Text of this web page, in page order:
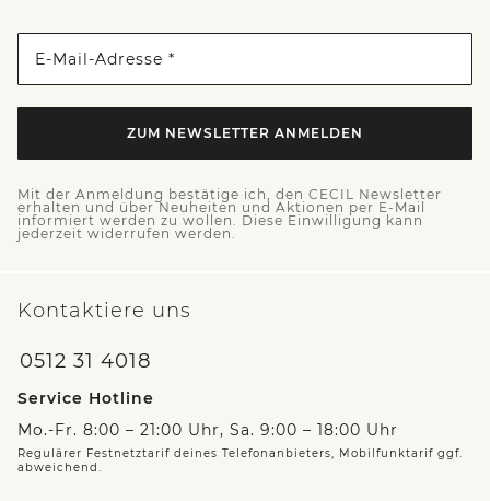
E-Mail-Adresse *
ZUM NEWSLETTER ANMELDEN
Mit der Anmeldung bestätige ich, den CECIL Newsletter
erhalten und über Neuheiten und Aktionen per E-Mail
informiert werden zu wollen. Diese Einwilligung kann
jederzeit widerrufen werden.
Kontaktiere uns
0512 31 4018
Service Hotline
Mo.-Fr. 8:00 – 21:00 Uhr, Sa. 9:00 – 18:00 Uhr
Regulärer Festnetztarif deines Telefonanbieters, Mobilfunktarif ggf.
abweichend.